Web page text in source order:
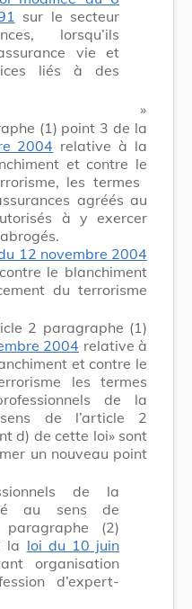
sur le secteur
lorsqu’ils
vie et
liés à des
​ »
(1) point 3 de la
2004 relative à la
et contre le
les termes
agréés au
à y exercer
12 novembre 2004
le blanchiment
du terrorisme
2 paragraphe (1)
2004 relative à
et contre le
les termes
de la
de l’article 2
d) de cette loi» sont
un nouveau point
de la
au sens de
(2)
la loi du 10 juin
organisation
d’expert-